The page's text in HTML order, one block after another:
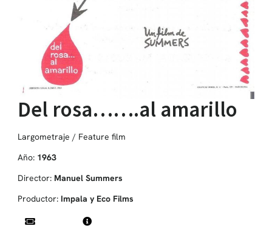
Del rosa…….al amarillo
Largometraje / Feature film
Año: 1963
Director: Manuel Summers
Productor: Impala y Eco Films